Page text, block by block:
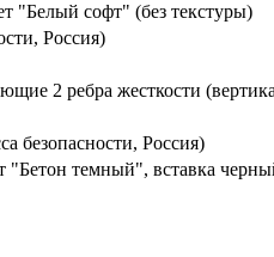
"Белый софт" (без текстуры)
Россия)
2 ребра жесткости
безопасности, Россия)
"Бетон темный", вставка